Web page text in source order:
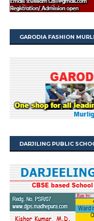
GARODIA FASHION
DARJILING PUBLIC